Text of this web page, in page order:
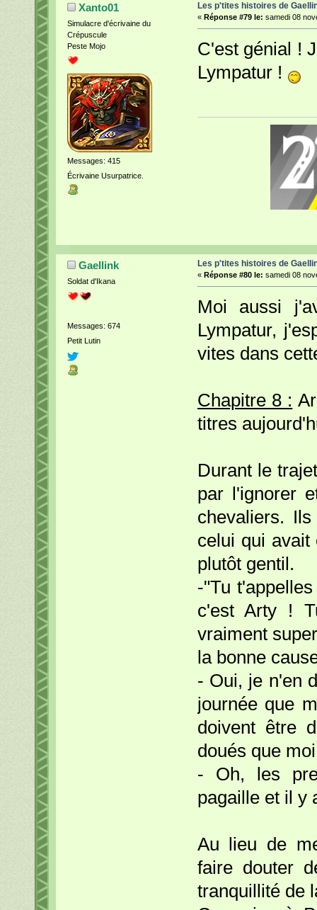
Xanto01
Simulacre d'écrivaine du
Crépuscule
Peste Mojo
Messages: 415
Écrivaine Usurpatrice.
Les p'tites histoires de
« Réponse #79 le: samedi 08
C'est génial !
Lympatur !
Gaellink
Soldat d'Ikana
Messages: 674
Petit Lutin
Les p'tites histoires de
« Réponse #80 le: samedi 08
Moi aussi
Lympatur,
vites dans
Chapitre 8 :
titres
Durant le
par l'ignorer
chevaliers.
celui qui avait
plutôt gentil.
-"Tu
c'est Arty !
vraiment
la bonne
- Oui, je n'en
journée que
doivent être
doués que
- Oh, les
pagaille et il y
Au lieu de
faire douter
tranquillité de